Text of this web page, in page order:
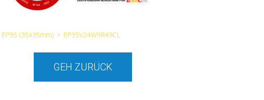
EP35 (35x35mm) > EP35V24W9R49CL
GEH ZURÜCK